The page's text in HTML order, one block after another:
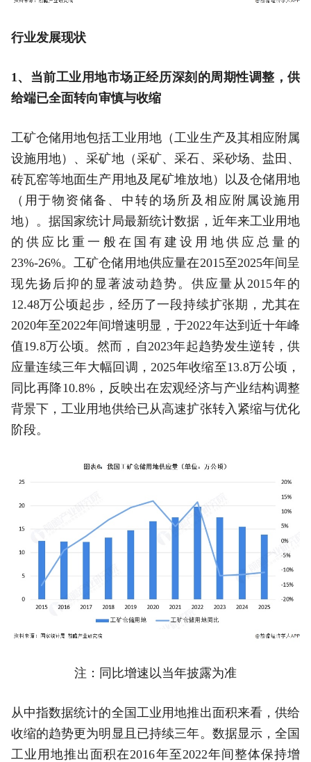
行业发展现状
1、当前工业用地市场正经历深刻的周期性调整，供
给端已全面转向审慎与收缩
工矿仓储用地包括工业用地（工业生产及其相应附属
设施用地）、采矿地（采矿、采石、采砂场、盐田、
砖瓦窑等地面生产用地及尾矿堆放地）以及仓储用地
（用于物资储备、中转的场所及相应附属设施用
地）。据国家统计局最新统计数据，近年来工业用地
的供应比重一般在国有建设用地供应总量的
23%-26%。工矿仓储用地供应量在2015至2025年间呈
现先扬后抑的显著波动趋势。供应量从2015年的
12.48万公顷起步，经历了一段持续扩张期，尤其在
2020年至2022年间增速明显，于2022年达到近十年峰
值19.8万公顷。然而，自2023年起趋势发生逆转，供
应量连续三年大幅回调，2025年收缩至13.8万公顷，
同比再降10.8%，反映出在宏观经济与产业结构调整
背景下，工业用地供给已从高速扩张转入紧缩与优化
阶段。
注：同比增速以当年披露为准
从中指数据统计的全国工业用地推出面积来看，供给
收缩的趋势更为明显且已持续三年。数据显示，全国
工业用地推出面积在2016年至2022年间整体保持增